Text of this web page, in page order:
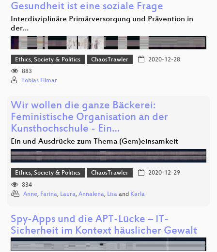
Gesundheit ist eine soziale Frage
Interdisziplinäre Primärversorgung und Prävention in
der…
Ethics, Society & Politics ChaosTrawler
2020-12-28
883
Tobias Filmar
Wir wollen die ganze Bäckerei:
Feministische Organisation an der
Kunsthochschule - Ein…
Ein und Ausdrücke zum Thema (Gem)einsamkeit
Ethics, Society & Politics ChaosTrawler
2020-12-29
834
Anne, Farina, Laura, Annalena, Lisa and Karla
Spy-Apps und die APT-Lücke – IT-
Sicherheit im Kontext häuslicher Gewalt